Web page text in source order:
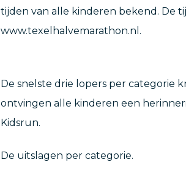
tijden van alle kinderen bekend. De
www.texelhalvemarathon.nl.
De snelste drie lopers per categorie
ontvingen alle kinderen een
Kidsrun.
De uitslagen per categorie.